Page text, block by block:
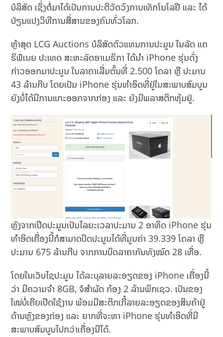
ບໍລິສັດ ເຊິ່ງຕໍ່ມາໄດ້ເປັນການປະຕິວັດວົງການເທັກໂນໂລຢີ ແລະ ໄດ້
ປ່ຽນແປງວິທີການສື່ສານຂອງຄົນທົ່ວໂລກ.
ຫຼ້າສຸດ LCG Auctions ບໍລິສັດຕົວແທນການປະມູນ ໃນລັດ ແຄ
ຣິຟໍເນຍ ປະເທດ ສະຫະລັດອາເມຣິກາ ໄດ້ນຳ iPhone ຮຸ່ນດັ່ງ
ກ່າວອອກມາປະມູນ ໃນລາຄາເລີ່ມຕົ້ນທີ່ 2.500 ໂດລາ ຫຼື ປະມານ
43 ລ້ານກີບ ໂດຍເປັນ iPhone ຮຸ່ນທຳອິດທີ່ຢູ່ໃນສະພາບສົມບູນ
ຍັງບໍ່ໄດ້ມີການແກະອອກຈາກກ່ອງ ແລະ ຍັງມີພລາສຕິກຫຸ້ມຢູ່.
ຫຼັງຈາກເປີດປະມູນເປັນໄລຍະເວລາປະມານ 2 ອາທິດ iPhone ຮຸ່ນ
ທຳອິດເຄື່ອງນີ້ກໍສາມາດປິດປະມູນໄດ້ທີ່ມູນຄ່າ 39.339 ໂດລາ ຫຼື
ປະມານ 675 ລ້ານກີບ ຈາກການບິດລາຄາກັນທັງໝົດ 28 ເທື່ອ.
ໂດຍໃນເວັບໄຊປະມູນ ໄດ້ລະບຸລາຍລະອຽດຂອງ iPhone ເຄື່ອງນີ້
ວ່າ ມີຄວາມຈຳ 8GB, ຈໍສໍາຜັດ ກ້ອງ 2 ລ້ານພິກເຊວ. ເປັນຂອງ
ໃໝ່ບໍ່ເຄີຍເປີດໃຊ້ງານ ພ້ອມມີສະຕິກເກີ້ລາຍລະອຽດຂອງສິນຄ້າຢູ່
ດ້ານຫຼັງຂອງກ່ອງ ແລະ ຍາກທີ່ຈະຫາ iPhone ຮຸ່ນທຳອິດທີ່ມີ
ສະພາບສົມບູນໄປກວ່າເຄື່ອງນີໄດ້.